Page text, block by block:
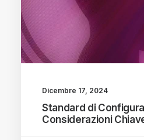
Dicembre 17, 2024
Standard di
Considerazioni